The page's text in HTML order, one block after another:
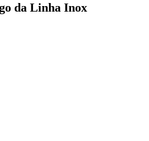
da Linha Inox